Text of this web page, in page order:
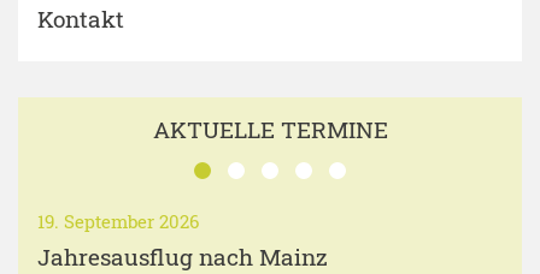
Kontakt
AKTUELLE TERMINE
19. September 2026
Jahresausflug nach Mainz